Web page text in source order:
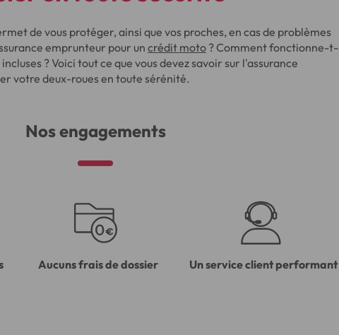
de vous protéger, ainsi que vos proches, en cas de problèmes
emprunteur pour un crédit moto ? Comment fonctionne-t-
? Voici tout ce que vous devez savoir sur l'assurance
votre deux-roues en toute sérénité.
Nos engagements
Aucuns frais de dossier Un service client performant